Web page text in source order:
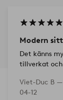
Modern
Det känns
tillverkat och
Viet-Duc B —
04-12